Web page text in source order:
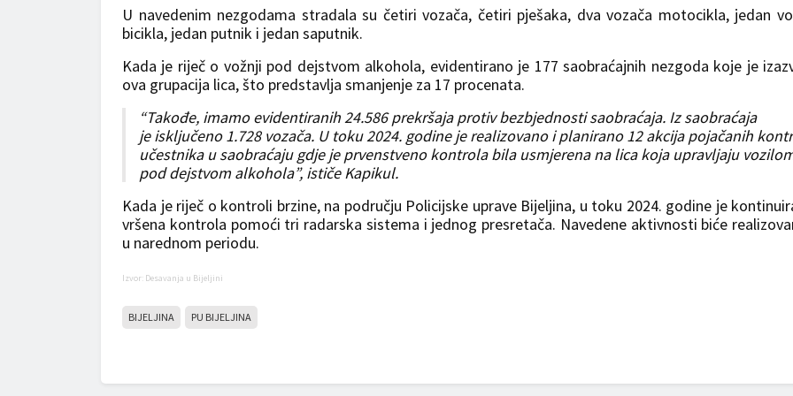
U navedenim nezgodama stradala su četiri vozača, četiri pješaka, dva vozača motocikla, jedan
bicikla, jedan putnik i jedan saputnik.
Kada je riječ o vožnji pod dejstvom alkohola, evidentirano je 177 saobraćajnih nezgoda koje je
ova grupacija lica, što predstavlja smanjenje za 17 procenata.
“Takođe, imamo evidentiranih 24.586 prekršaja protiv bezbjednosti saobraćaja. Iz saobraćaja
je isključeno 1.728 vozača. U toku 2024. godine je realizovano i planirano 12 akcija pojačanih
učestnika u saobraćaju gdje je prvenstveno kontrola bila usmjerena na lica koja upravljaju
pod dejstvom alkohola”, ističe Kapikul.
Kada je riječ o kontroli brzine, na području Policijske uprave Bijeljina, u toku 2024. godine je
vršena kontrola pomoći tri radarska sistema i jednog presretača. Navedene aktivnosti biće
u narednom periodu.
Izvor: Desavanja u Bijeljini
BIJELJINA PU BIJELJINA